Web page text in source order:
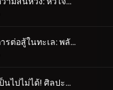
ตอนที่ 173 การต่อสู้ในทะเล: พลังที่ปลดปล่อย!
ตอนที่ 174 เป็นไปไม่ได้! ศิลปะนินจาคนดัง - Jutsu สไตล์เงิน!